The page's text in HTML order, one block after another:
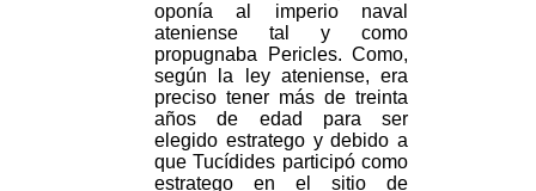
oponía al imperio naval
ateniense tal y como
propugnaba Pericles. Como,
según la ley ateniense, era
preciso tener más de treinta
años de edad para ser
elegido estratego y debido a
que Tucídides participó como
estratego en el sitio de